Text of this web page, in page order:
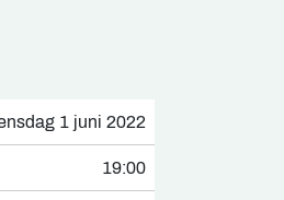
1 juni 2022
19:00